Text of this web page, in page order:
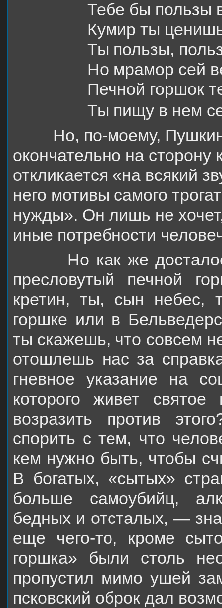
Тебе бы пользы
Кумир ты
Ты пользы,
Но мрамор сей
Печной горшок
Ты пищу в нем
Но, по-моему, Пушкин
окончательно на сторону
откликается «на всякий
него мотивы самого
нужды». Он лишь не
иные потребности
Но как же досталось
пресловутый печной
кретин, ты, сын
горшке или в
ты скажешь, что совсем
отошлешь нас за
гневное указание на
которого живет
возразить против
спорить с тем, что
кем нужно быть, чтобы
В богатых, «сытых»
больше само­убийц,
бедных и отсталых, —
еще чего-то, кроме
горшка» были столь
пропустил мимо ушей
псковский оброк дал